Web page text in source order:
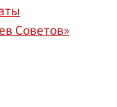
Советов»